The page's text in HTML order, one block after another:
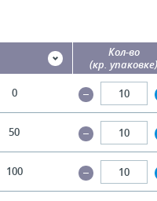
Кол-во
(кр. упаковке)
0
50
100